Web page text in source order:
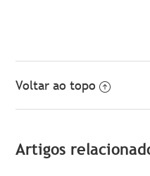
Voltar ao topo
Artigos